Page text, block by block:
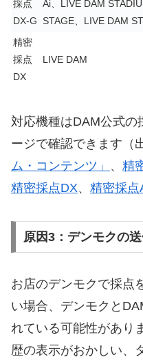
採点
DX-G
Ai、LIVE DAM
STAGE、LIVE DAM
精密
採点
DX
LIVE DAM
対応機種はDAM公式
ージで確認できます（
ム・コンテンツ」 、 精
精密採点DX、 精密採点
原因3：デンモクの
お店のデンモクで採点
い場合、デンモクと
れている可能性があり
歴の表示がおかしい、